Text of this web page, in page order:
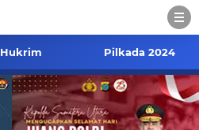
Hukrim Pilkada 2024